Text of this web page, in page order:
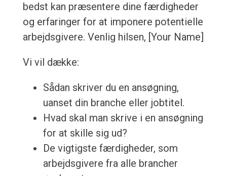
bedst kan præsentere dine færdigheder
og erfaringer for at imponere potentielle
arbejdsgivere. Venlig hilsen, [Your Name]
Vi vil dække:
Sådan skriver du en ansøgning,
uanset din branche eller jobtitel.
Hvad skal man skrive i en ansøgning
for at skille sig ud?
De vigtigste færdigheder, som
arbejdsgivere fra alle brancher